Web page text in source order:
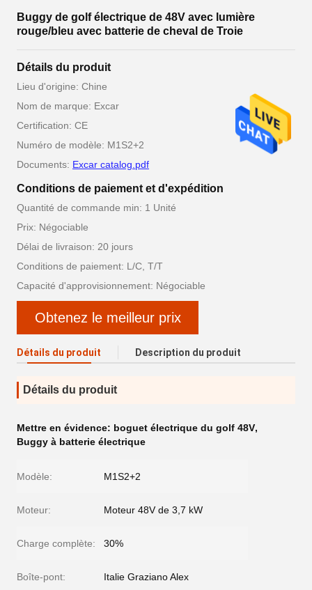
Buggy de golf électrique de 48V avec lumière
rouge/bleu avec batterie de cheval de Troie
Détails du produit
Lieu d'origine: Chine
Nom de marque: Excar
Certification: CE
Numéro de modèle: M1S2+2
Documents: Excar catalog.pdf
Conditions de paiement et d'expédition
Quantité de commande min: 1 Unité
Prix: Négociable
Délai de livraison: 20 jours
Conditions de paiement: L/C, T/T
Capacité d'approvisionnement: Négociable
Obtenez le meilleur prix
Détails du produit Description du produit
Détails du produit
Mettre en évidence: boguet électrique du golf 48V,
Buggy à batterie électrique
Modèle: M1S2+2
Moteur: Moteur 48V de 3,7 kW
Charge complète: 30%
Boîte-pont: Italie Graziano Alex